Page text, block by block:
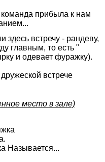
команда прибыла к нам
здесь встречу - рандеву,
главным, то есть "
и одевает фуражку).
встрече
место в зале)
Называется...